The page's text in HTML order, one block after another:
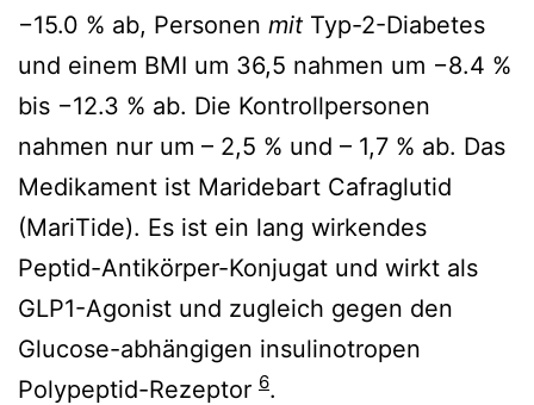
−15.0 % ab, Personen mit Typ-2-Diabetes
und einem BMI um 36,5 nahmen um −8.4 %
bis −12.3 % ab. Die Kontrollpersonen
nahmen nur um – 2,5 % und – 1,7 % ab. Das
Medikament ist Maridebart Cafraglutid
(MariTide). Es ist ein lang wirkendes
Peptid-Antikörper-Konjugat und wirkt als
GLP1-Agonist und zugleich gegen den
Glucose-abhängigen insulinotropen
Polypeptid-Rezeptor 6.